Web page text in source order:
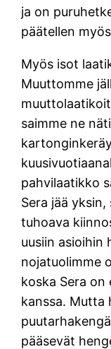
ja on
päätellen
Myös isot
Muuttomme
saimme ne
pahvilaatikko
Sera jää
tuhoava
uusiin asioihin
nojatuolimme
koska Sera on
kanssa. Mutta
pääsevät